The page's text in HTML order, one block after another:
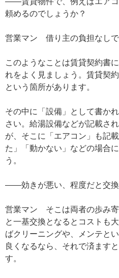
頼めるのでしょうか？
営業マン 借り主の負担なしで
このようなことは賃貸契約書
れをよく見ましょう。賃貸契
という箇所があります。
その中に「設備」として書か
さい。給湯設備などが記載さ
が、そこに「エアコン」も記
た」「動かない」などの場合
う。
——効きが悪い、程度だと交換
営業マン そこは両者の歩み
と一基交換となるとコストも
ばクリーニングや、メンテと
良くなるなら、それで済ます
す。